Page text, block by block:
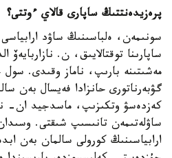
پرەزيدەنتتىڭ ساپارى قالاي ءوتتى؟
سونىمەن، ەلباسىنىڭ ساۋد
ساپارىنا توقتالايىق، ن. نازاربايەۆ
مەشىتىنە بارىپ، ناماز وقىدى. سول
گۋبەرناتورى حانزادا فەيسال بەن
كەزدەسۋ وتكىزىپ، ماسدجيد ان-
ساۋلەتىمەن تانىسىپ شىقتى.
ارابياسىنىڭ كورولى سالمان بەن